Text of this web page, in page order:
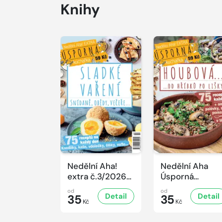
Knihy
Nedělní Aha!
extra č.3/2026
Úsporná
kuchařka -
Sladké vaření
od
35 Kč
Detail
Nedělní Aha
Úsporná
kuchařka -
Houbová... od
hříbků po lišky
od
35 Kč
Detail